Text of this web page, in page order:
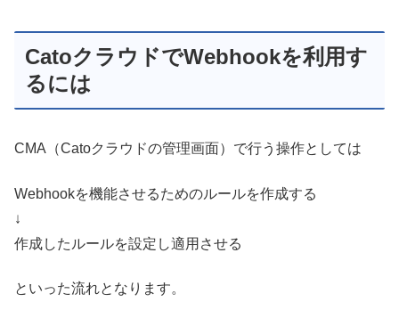
CatoクラウドでWebhookを利用す
るには
CMA（Catoクラウドの管理画面）で行う操作としては
Webhookを機能させるためのルールを作成する
↓
作成したルールを設定し適用させる
といった流れとなります。